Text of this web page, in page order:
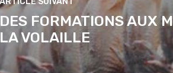
DES FORMATIONS AUX
LA VOLAILLE